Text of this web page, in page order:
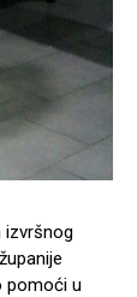
izvršnog
pomoći u